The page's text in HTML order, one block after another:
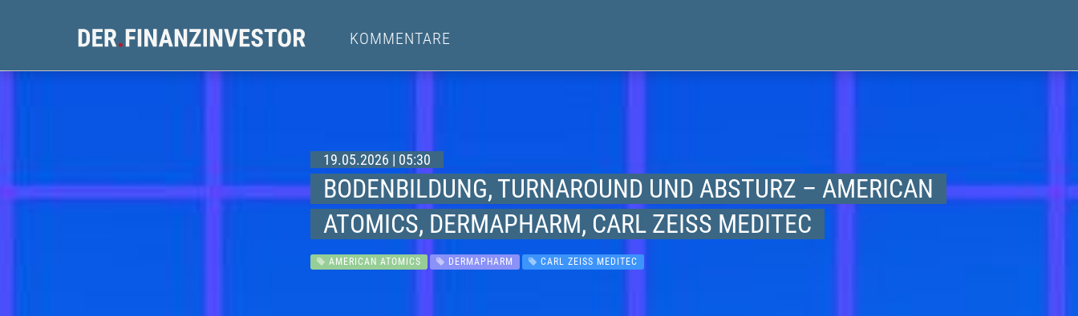
KOMMENTARE
19.05.2026 | 05:30
BODENBILDUNG, TURNAROUND UND ABSTURZ – AMERICAN
ATOMICS, DERMAPHARM, CARL ZEISS MEDITEC
AMERICAN ATOMICS DERMAPHARM CARL ZEISS MEDITEC